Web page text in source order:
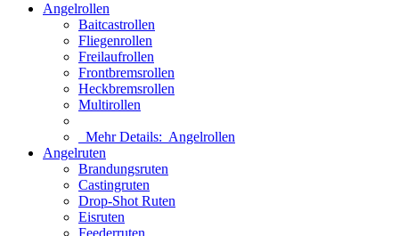
Angelrollen
Baitcastrollen
Fliegenrollen
Freilaufrollen
Frontbremsrollen
Heckbremsrollen
Multirollen
Mehr Details: Angelrollen
Angelruten
Brandungsruten
Castingruten
Drop-Shot Ruten
Eisruten
Feederruten